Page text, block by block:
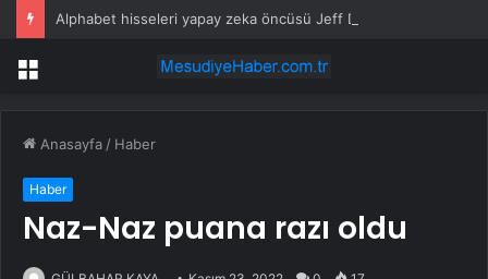
Menü
Anasayfa / Haber
Haber
Naz-Naz puana razı oldu